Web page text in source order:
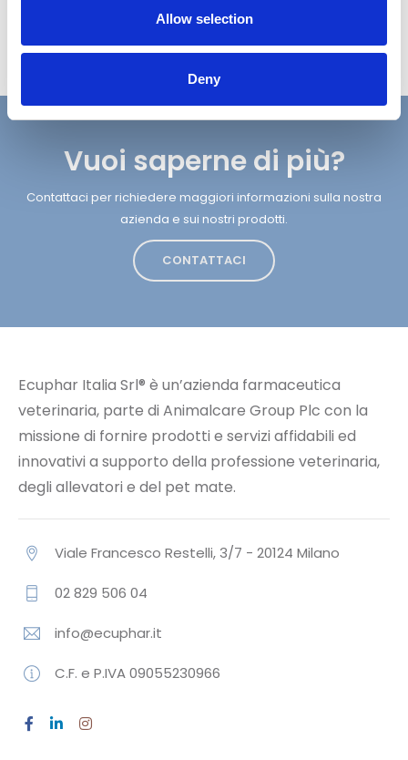
Allow selection
Deny
Vuoi saperne di più?
Contattaci per richiedere maggiori informazioni sulla nostra
azienda e sui nostri prodotti.
CONTATTACI
Ecuphar Italia Srl® è un’azienda farmaceutica
veterinaria, parte di Animalcare Group Plc con la
missione di fornire prodotti e servizi affidabili ed
innovativi a supporto della professione veterinaria,
degli allevatori e del pet mate.
Viale Francesco Restelli, 3/7 - 20124 Milano
02 829 506 04
info@ecuphar.it
C.F. e P.IVA 09055230966